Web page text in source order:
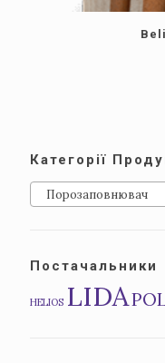
Категорії
Порозаповнювач
Постачальники
HELIOS LIDA